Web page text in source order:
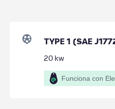
TYPE 1 (SAE
20 kw
Funciona con